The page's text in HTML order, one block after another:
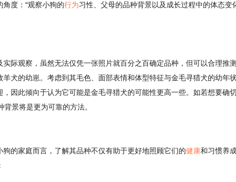
度：“观察小狗的行为习性、父母的品种背景以及成长过程中的体态变
际观察，虽然无法仅凭一张照片就百分之百确定品种，但可以合理推
犬的幼崽。考虑到其毛色、面部表情和体型特征与金毛寻猎犬的幼年
因此倾向于认为它可能是金毛寻猎犬的可能性更高一些。如若想要确
景将是更为可靠的方法。
狗的家庭而言，了解其品种不仅有助于更好地照顾它们的健康和习惯养